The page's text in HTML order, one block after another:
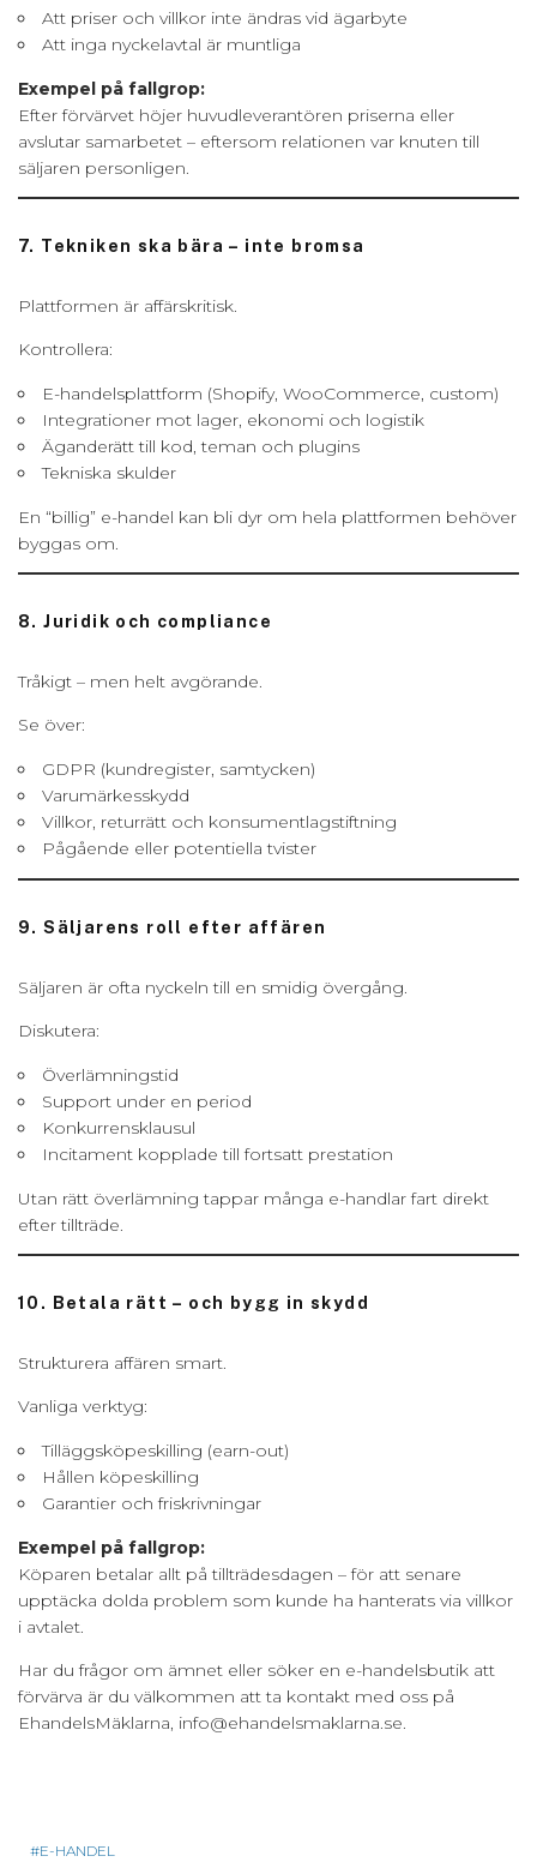
Att priser och villkor inte ändras vid ägarbyte
Att inga nyckelavtal är muntliga
Exempel på fallgrop:
Efter förvärvet höjer huvudleverantören priserna eller
avslutar samarbetet – eftersom relationen var knuten till
säljaren personligen.
7. Tekniken ska bära – inte bromsa
Plattformen är affärskritisk.
Kontrollera:
E-handelsplattform (Shopify, WooCommerce, custom)
Integrationer mot lager, ekonomi och logistik
Äganderätt till kod, teman och plugins
Tekniska skulder
En “billig” e-handel kan bli dyr om hela plattformen behöver
byggas om.
8. Juridik och compliance
Tråkigt – men helt avgörande.
Se över:
GDPR (kundregister, samtycken)
Varumärkesskydd
Villkor, returrätt och konsumentlagstiftning
Pågående eller potentiella tvister
9. Säljarens roll efter affären
Säljaren är ofta nyckeln till en smidig övergång.
Diskutera:
Överlämningstid
Support under en period
Konkurrensklausul
Incitament kopplade till fortsatt prestation
Utan rätt överlämning tappar många e-handlar fart direkt
efter tillträde.
10. Betala rätt – och bygg in skydd
Strukturera affären smart.
Vanliga verktyg:
Tilläggsköpeskilling (earn-out)
Hållen köpeskilling
Garantier och friskrivningar
Exempel på fallgrop:
Köparen betalar allt på tillträdesdagen – för att senare
upptäcka dolda problem som kunde ha hanterats via villkor
i avtalet.
Har du frågor om ämnet eller söker en e-handelsbutik att
förvärva är du välkommen att ta kontakt med oss på
EhandelsMäklarna, info@ehandelsmaklarna.se.
E-HANDEL